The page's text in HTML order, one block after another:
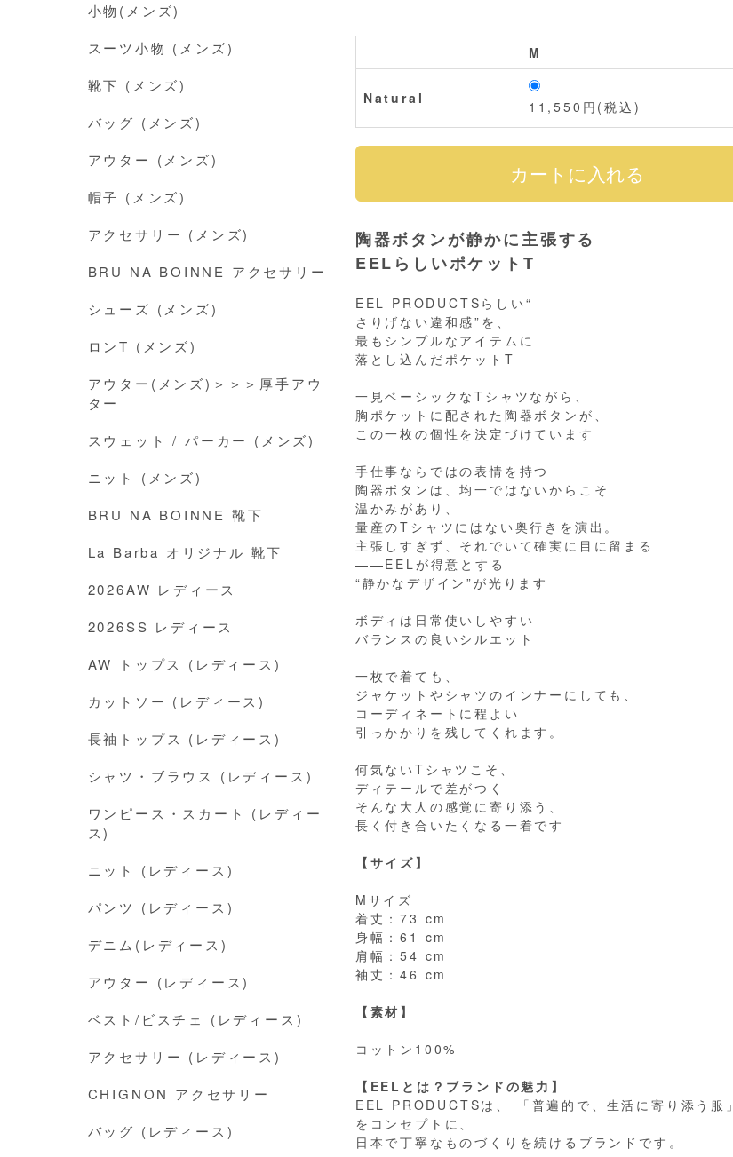
M
Natural 11,550円(税込)
陶器ボタンが静かに主張する
EELらしいポケットT
EEL PRODUCTSらしい“
さりげない違和感”を、
最もシンプルなアイテムに
落とし込んだポケットT
一見ベーシックなTシャツながら、
胸ポケットに配された陶器ボタンが、
この一枚の個性を決定づけています
手仕事ならではの表情を持つ
陶器ボタンは、均一ではないからこそ
温かみがあり、
量産のTシャツにはない奥行きを演出。
主張しすぎず、それでいて確実に目に留まる
——EELが得意とする
“静かなデザイン”が光ります
ボディは日常使いしやすい
バランスの良いシルエット
一枚で着ても、
ジャケットやシャツのインナーにしても、
コーディネートに程よい
引っかかりを残してくれます。
何気ないTシャツこそ、
ディテールで差がつく
そんな大人の感覚に寄り添う、
長く付き合いたくなる一着です
【サイズ】
Mサイズ
着丈：73 cm
身幅：61 cm
肩幅：54 cm
袖丈：46 cm
【素材】
コットン100%
【EELとは？ブランドの魅力】
EEL PRODUCTSは、 「普遍的で、生活に寄り添う服」
をコンセプトに、
日本で丁寧なものづくりを続けるブランドです。
小物(メンズ)
スーツ小物 (メンズ)
靴下 (メンズ)
バッグ (メンズ)
アウター (メンズ)
帽子 (メンズ)
アクセサリー (メンズ)
BRU NA BOINNE アクセサリー
シューズ (メンズ)
ロンT (メンズ)
アウター(メンズ)＞＞＞厚手アウ
ター
スウェット / パーカー (メンズ)
ニット (メンズ)
BRU NA BOINNE 靴下
La Barba オリジナル 靴下
2026AW レディース
2026SS レディース
AW トップス (レディース)
カットソー (レディース)
長袖トップス (レディース)
シャツ・ブラウス (レディース)
ワンピース・スカート (レディー
ス)
ニット (レディース)
パンツ (レディース)
デニム(レディース)
アウター (レディース)
ベスト/ビスチェ (レディース)
アクセサリー (レディース)
CHIGNON アクセサリー
バッグ (レディース)